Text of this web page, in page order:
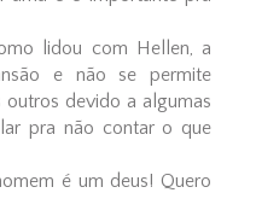
lidou com Hellen, a
e não se permite
devido a algumas
pra não contar o que
é um deus! Quero